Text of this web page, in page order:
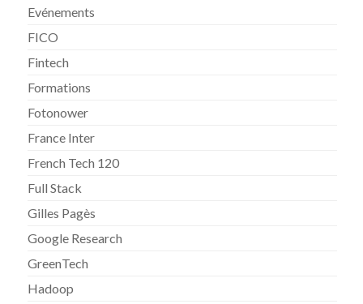
Evénements
FICO
Fintech
Formations
Fotonower
France Inter
French Tech 120
Full Stack
Gilles Pagès
Google Research
GreenTech
Hadoop